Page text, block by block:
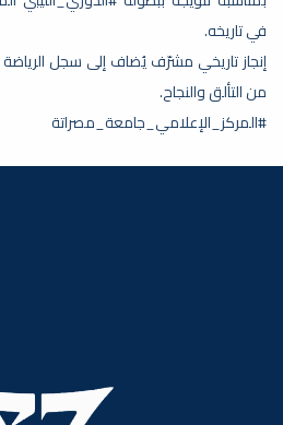
في تاريخه.
إنجاز تاريخي مشرّف يُضاف إلى سجل الرياضة
من التألق والنجاح.
#المركز_الإعلامي_جامعة_مصراتة